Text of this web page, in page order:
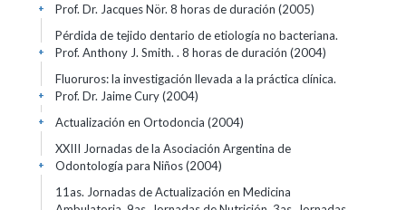
Prof. Dr. Jacques Nör. 8 horas de duración (2005)
+
Pérdida de tejido dentario de etiología no bacteriana.
Prof. Anthony J. Smith. . 8 horas de duración (2004)
+
Fluoruros: la investigación llevada a la práctica clínica.
Prof. Dr. Jaime Cury(2004)
+
Actualización en Ortodoncia (2004)
+
XXIII Jornadas de la Asociación Argentina de
Odontología para Niños(2004)
+
11as. Jornadas de Actualización en Medicina